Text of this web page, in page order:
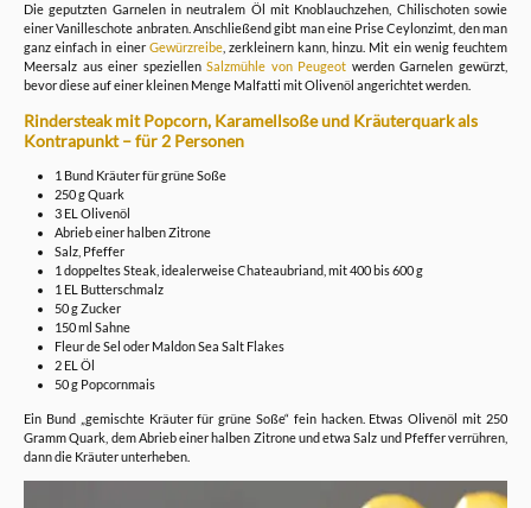
Die geputzten Garnelen in neutralem Öl mit Knoblauchzehen, Chilischoten sowie
einer Vanilleschote anbraten. Anschließend gibt man eine Prise Ceylonzimt, den man
ganz einfach in einer Gewürzreibe, zerkleinern kann, hinzu. Mit ein wenig feuchtem
Meersalz aus einer speziellenSalzmühle von Peugeot werden Garnelen gewürzt,
bevor diese auf einer kleinen Menge Malfatti mit Olivenöl angerichtet werden.
Rindersteak mit Popcorn, Karamellsoße und Kräuterquark als
Kontrapunkt – für 2 Personen
1 Bund Kräuter für grüne Soße
250 g Quark
3 EL Olivenöl
Abrieb einer halben Zitrone
Salz, Pfeffer
1 doppeltes Steak, idealerweise Chateaubriand, mit 400 bis 600 g
1 EL Butterschmalz
50 g Zucker
150 ml Sahne
Fleur de Sel oder Maldon Sea Salt Flakes
2 EL Öl
50 g Popcornmais
Ein Bund „gemischte Kräuter für grüne Soße“ fein hacken. Etwas Olivenöl mit 250
Gramm Quark, dem Abrieb einer halben Zitrone und etwa Salz und Pfeffer verrühren,
dann die Kräuter unterheben.